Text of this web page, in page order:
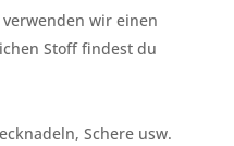
wir einen
Stoff findest du
Schere usw.